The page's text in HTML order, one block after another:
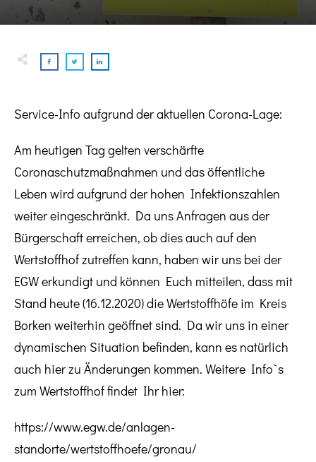
Service-Info aufgrund der aktuellen Corona-Lage:
Am heutigen Tag gelten verschärfte
Coronaschutzmaßnahmen und das öffentliche
Leben wird aufgrund der hohen Infektionszahlen
weiter eingeschränkt. Da uns Anfragen aus der
Bürgerschaft erreichen, ob dies auch auf den
Wertstoffhof zutreffen kann, haben wir uns bei der
EGW erkundigt und können Euch mitteilen, dass mit
Stand heute (16.12.2020) die Wertstoffhöfe im Kreis
Borken weiterhin geöffnet sind. Da wir uns in einer
dynamischen Situation befinden, kann es natürlich
auch hier zu Änderungen kommen. Weitere Info`s
zum Wertstoffhof findet Ihr hier:
https://www.egw.de/anlagen-
standorte/wertstoffhoefe/gronau/